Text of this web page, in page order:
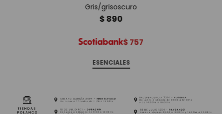
Gris/grisoscuro
$890
$757
ESENCIALES